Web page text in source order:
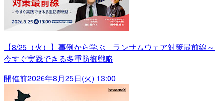
【8/25（火）】事例から学ぶ！ランサムウェア対策最前線～
今すぐ実践できる多重防御戦略
開催前2026年8月25日(火) 13:00